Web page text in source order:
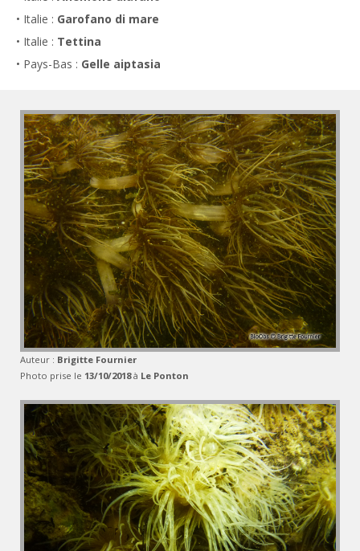
• Italie : Garofano di mare
• Italie : Tettina
• Pays-Bas : Gelle aiptasia
Auteur : Brigitte Fournier
Photo prise le 13/10/2018à Le Ponton